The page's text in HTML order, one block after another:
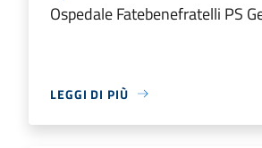
Ospedale Fatebenefratelli PS
LEGGI DI PIÙ